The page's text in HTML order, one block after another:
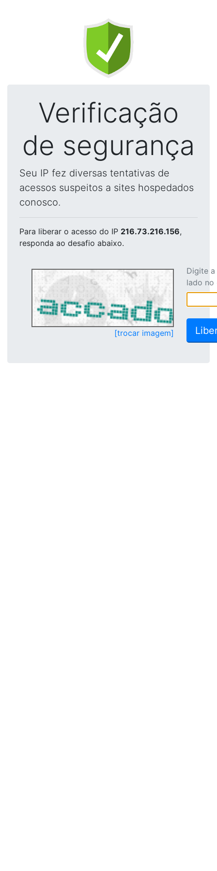
Verificação
de segurança
Seu IP fez diversas tentativas de
acessos suspeitos a sites hospedados
conosco.
Para liberar o acesso do IP 216.73.216.156,
responda ao desafio abaixo.
[trocar imagem]
Digite
lado no